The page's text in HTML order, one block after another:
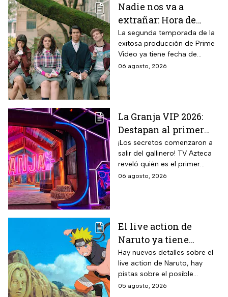
Nadie nos va a
extrañar: Hora de
estreno de la
Temporada 2 y reparto
completo
La segunda temporada de la
exitosa producción de Prime
Video ya tiene fecha de
estreno. Conoce el horario en
06 agosto, 2026
La Granja VIP 2026:
Destapan al primer
participante del
reality más viral de la
televisión mexicana
¡Los secretos comenzaron a
salir del gallinero! TV Azteca
reveló quién es el primer
granjero confirmado para la
06 agosto, 2026
El live action de
Naruto ya tiene
director y así avanza
el casting de la
película
Hay nuevos detalles sobre el
live action de Naruto, hay
pistas sobre el posible
enfoque de la historia y
05 agosto, 2026